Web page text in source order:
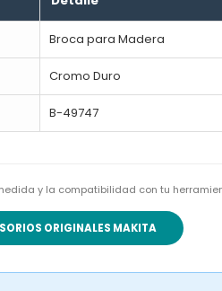
Broca para Madera
Cromo Duro
B-49747
y la compatibilidad con tu
ORIGINALES MAKITA